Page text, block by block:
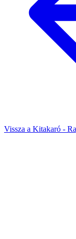
Vissza a Kitakaró -